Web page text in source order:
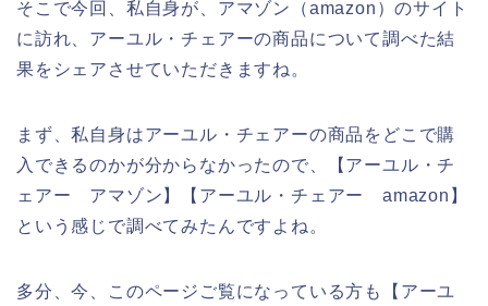
そこで今回、私自身が、アマゾン（amazon）のサイト
に訪れ、アーユル・チェアーの商品について調べた結
果をシェアさせていただきますね。
まず、私自身はアーユル・チェアーの商品をどこで購
入できるのかが分からなかったので、【アーユル・チ
ェアー アマゾン】【アーユル・チェアー amazon】
という感じで調べてみたんですよね。
多分、今、このページご覧になっている方も【アーユ